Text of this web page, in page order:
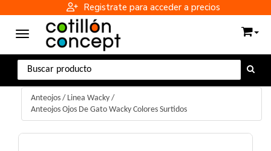
Registrate para acceder a precios
Toggle navigation
Anteojos / Linea Wacky /
Anteojos Ojos De Gato Wacky Colores Surtidos